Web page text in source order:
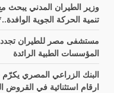
وزير الطيران المدني
تنمية الحركة الجوية
المؤسسات الطبية الرائدة
البنك الزراعي المصري
ارقام استثنائية في القروض